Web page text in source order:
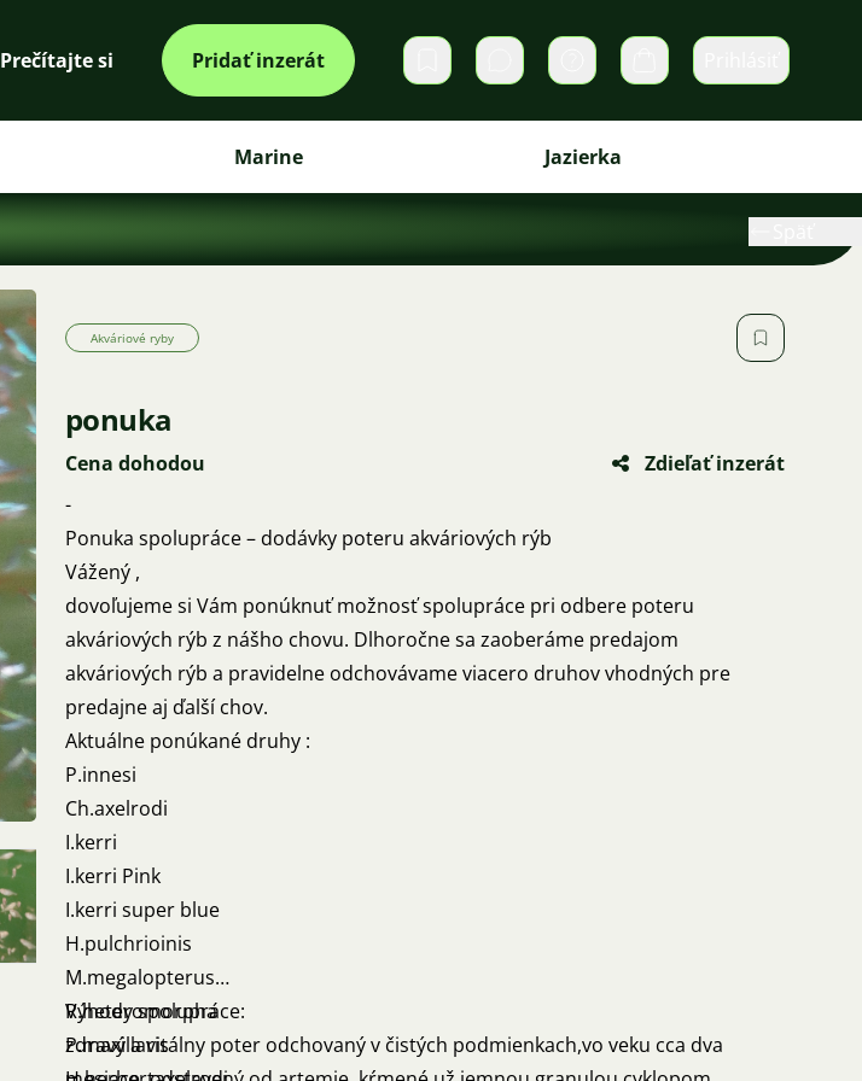
Prečítajte si Pridať inzerát Súkromné správy Košík
Marine Jazierka
Akváriové ryby
ponuka
Cena dohodou
Zdieľať inzerát
-
Ponuka spolupráce – dodávky poteru akváriových rýb
Vážený ,
dovoľujeme si Vám ponúknuť možnosť spolupráce pri odbere poteru
akváriových rýb z nášho chovu. Dlhoročne sa zaoberáme predajom
akváriových rýb a pravidelne odchovávame viacero druhov vhodných pre
predajne aj ďalší chov.
Aktuálne ponúkané druhy :
P.innesi
Ch.axelrodi
I.kerri
I.kerri Pink
I.kerri super blue
H.pulchrioinis
M.megalopterus
R.heteromorpha
P.maxillaris
Výhody spolupráce:
zdravý a vitálny poter odchovaný v čistých podmienkach,vo veku cca dva